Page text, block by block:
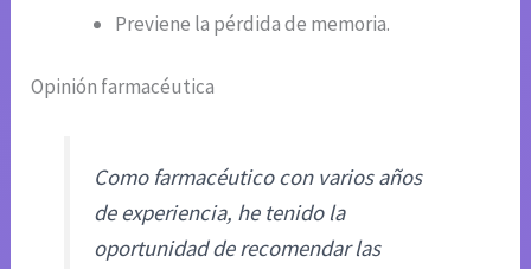
Previene la pérdida de memoria.
Opinión farmacéutica
Como farmacéutico con varios años
de experiencia, he tenido la
oportunidad de recomendar las